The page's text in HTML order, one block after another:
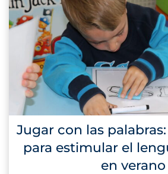
Jugar con las
para estimular el
en verano